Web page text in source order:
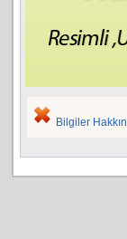
Bilgiler